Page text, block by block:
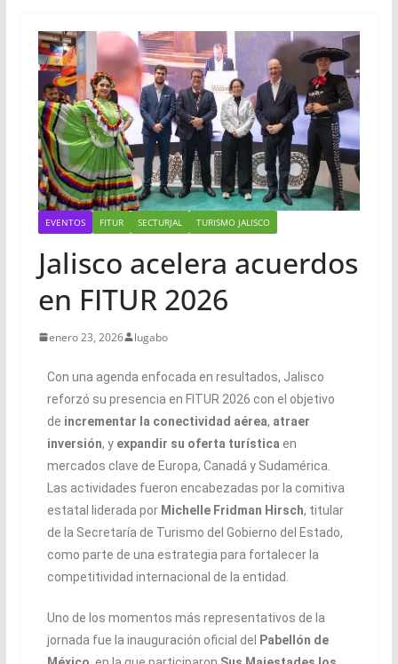
EVENTOS FITUR SECTURJAL TURISMO JALISCO
Jalisco acelera acuerdos
en FITUR 2026
enero 23, 2026 lugabo
Con una agenda enfocada en resultados, Jalisco
reforzó su presencia en FITUR 2026 con el objetivo
de incrementar la conectividad aérea, atraer
inversión, y expandir su oferta turística en
mercados clave de Europa, Canadá y Sudamérica.
Las actividades fueron encabezadas por la comitiva
estatal liderada por Michelle Fridman Hirsch, titular
de la Secretaría de Turismo del Gobierno del Estado,
como parte de una estrategia para fortalecer la
competitividad internacional de la entidad.
Uno de los momentos más representativos de la
jornada fue la inauguración oficial del
Pabellón de